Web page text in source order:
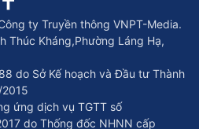
ty Truyền thông VNPT-Media.
Thúc Kháng,Phường Láng Hạ,
do Sở Kế hoạch và Đầu tư Thành
ứng dịch vụ TGTT số
do Thống đốc NHNN cấp